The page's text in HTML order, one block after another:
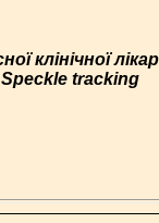
клінічної
tracking